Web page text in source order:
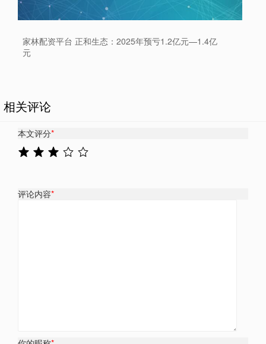
家林配资平台 正和生态：2025年预亏1.2亿元—1.4亿
元
相关评论
本文评分*
评论内容*